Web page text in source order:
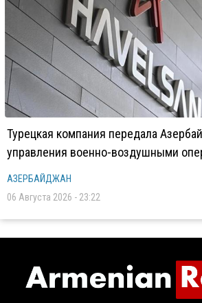
Турецкая компания передала
управления военно-воздушными
АЗЕРБАЙДЖАН
06 Августа 2026 - 23:22